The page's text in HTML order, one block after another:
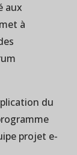
aux
à
du
projet e-